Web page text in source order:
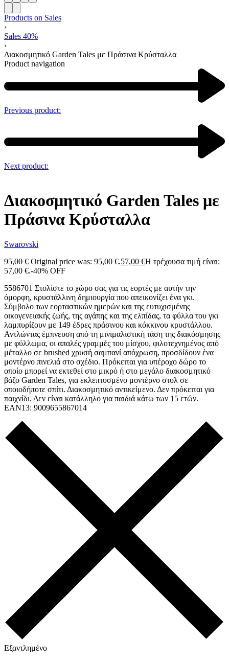
Products on Sales
›
Sales 40%
›
Διακοσμητικό Garden Tales με Πράσινα Κρύσταλλα
Product navigation
Previous product:
Next product:
Διακοσμητικό Garden Tales με
Πράσινα Κρύσταλλα
Swarovski
95,00€ Original price was: 95,00 €.57,00 €Η τρέχουσα τιμή είναι:
57,00 €.-40% OFF
5586701 Στολίστε το χώρο σας για τις εορτές με αυτήν την
όμορφη, κρυστάλλινη δημιουργία που απεικονίζει ένα γκι.
Σύμβολο των εορταστικών ημερών και της ευτυχισμένης
οικογενειακής ζωής, της αγάπης και της ελπίδας, τα φύλλα του γκι
λαμπυρίζουν με 149 έδρες πράσινου και κόκκινου κρυστάλλου.
Αντλώντας έμπνευση από τη μινιμαλιστική τάση της διακόσμησης
με φύλλωμα, οι απαλές γραμμές του μίσχου, φιλοτεχνημένος από
μέταλλο σε brushed χρυσή σαμπανί απόχρωση, προσδίδουν ένα
μοντέρνο πινελιά στο σχέδιο. Πρόκειται για υπέροχο δώρο το
οποίο μπορεί να εκτεθεί στο μικρό ή στο μεγάλο διακοσμητικό
βάζο Garden Tales, για εκλεπτυσμένο μοντέρνο στυλ σε
οποιοδήποτε σπίτι. Διακοσμητικό αντικείμενο. Δεν πρόκειται για
παιχνίδι. Δεν είναι κατάλληλο για παιδιά κάτω των 15 ετών.
EAN13: 9009655867014
Εξαντλημένο